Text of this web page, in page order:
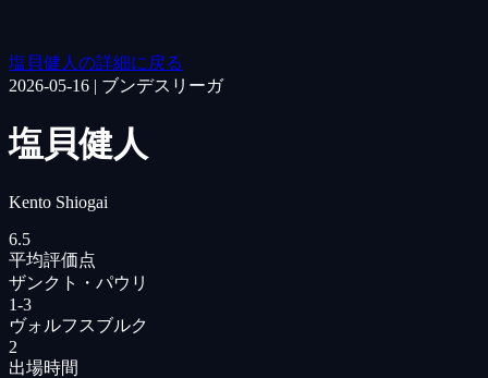
塩貝健人の詳細に戻る
2026-05-16 | ブンデスリーガ
塩貝健人
Kento Shiogai
6.5
平均評価点
ザンクト・パウリ
1-3
ヴォルフスブルク
2
出場時間